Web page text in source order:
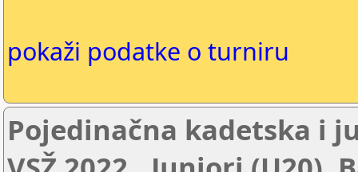
pokaži podatke o turniru
Pojedinačna kadetska i